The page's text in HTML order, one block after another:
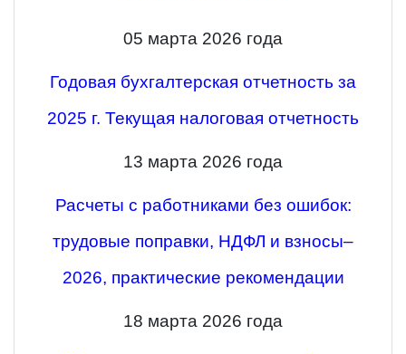
05 марта 2026 года
Годовая бухгалтерская отчетность за
2025 г. Текущая налоговая отчетность
13 марта 2026 года
Расчеты с работниками без ошибок:
трудовые поправки, НДФЛ и взносы–
2026, практические рекомендации
18 марта 2026 года